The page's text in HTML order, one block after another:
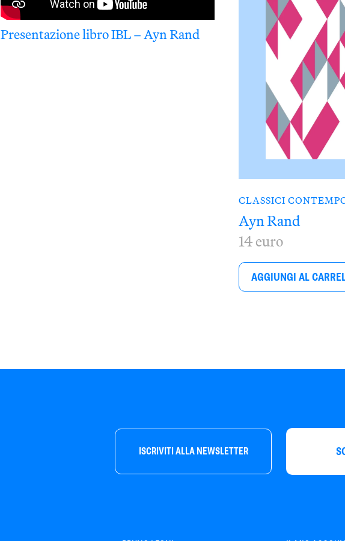
Presentazione libro IBL – Ayn Rand
CLASSICI
Ayn Rand
14 euro
AGGIUNGI AL
ISCRIVITI ALLA NEWSLETTER